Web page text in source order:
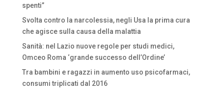
spenti”
Svolta contro la narcolessia, negli Usa la prima cura
che agisce sulla causa della malattia
Sanità: nel Lazio nuove regole per studi medici,
Omceo Roma ‘grande successo dell’Ordine’
Tra bambini e ragazzi in aumento uso psicofarmaci,
consumi triplicati dal 2016